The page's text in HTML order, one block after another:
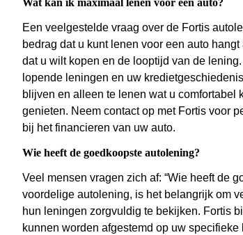
Wat kan ik maximaal lenen voor een auto?
Een veelgestelde vraag over de Fortis
bedrag dat u kunt lenen voor een auto
dat u wilt kopen en de looptijd van de
lopende leningen en uw
blijven en alleen te lenen wat u comfortabel
genieten. Neem contact op met Fortis voor
bij het financieren van uw auto.
Wie heeft de goedkoopste autolening?
Veel mensen vragen zich af: “Wie heeft de
voordelige autolening, is het belangrijk om
hun leningen zorgvuldig te bekijken. Fortis
kunnen worden afgestemd op uw